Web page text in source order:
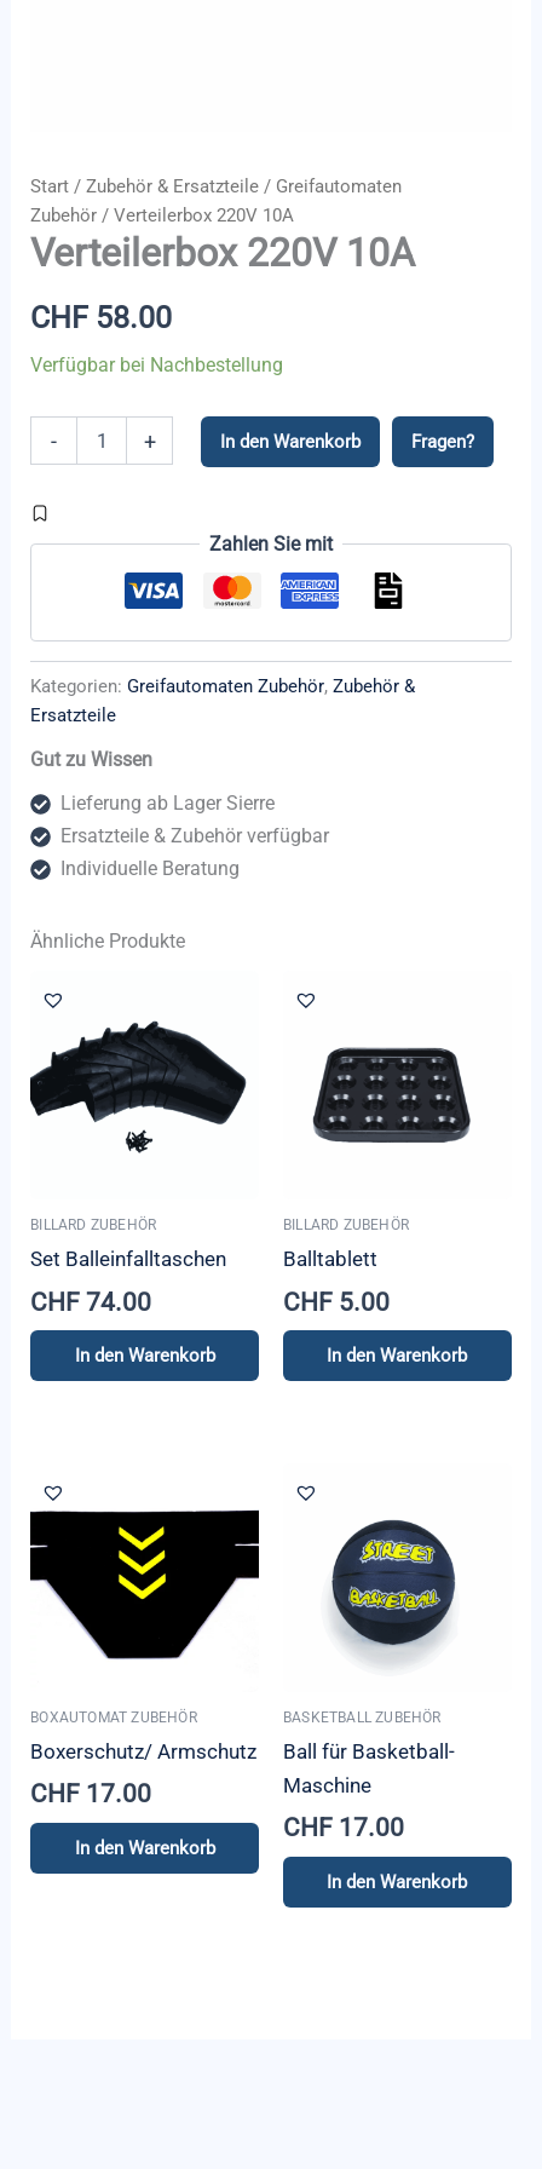
Start /Zubehör & Ersatzteile / Greifautomaten
Zubehör / Verteilerbox 220V 10A
Verteilerbox 220V 10A
CHF 58.00
Verfügbar bei Nachbestellung
- + In den Warenkorb Fragen?
Zahlen Sie mit
Kategorien:Greifautomaten Zubehör,Zubehör &
Ersatzteile
Gut zu Wissen
Lieferung ab Lager Sierre
Ersatzteile & Zubehör verfügbar
Individuelle Beratung
Ähnliche Produkte
BILLARD ZUBEHÖR
Set Balleinfalltaschen
CHF 74.00
In den Warenkorb
BILLARD ZUBEHÖR
Balltablett
CHF 5.00
In den Warenkorb
BOXAUTOMAT ZUBEHÖR
Boxerschutz/ Armschutz
CHF 17.00
In den Warenkorb
BASKETBALL ZUBEHÖR
Ball für Basketball-
Maschine
CHF 17.00
In den Warenkorb